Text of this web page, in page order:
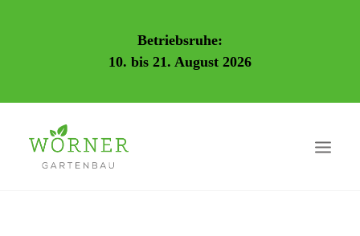
Betriebsruhe:
10. bis 21. August 2026